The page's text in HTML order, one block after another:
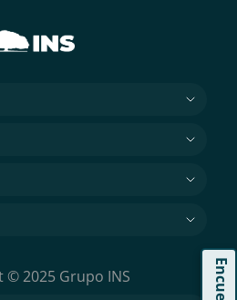
© 2025 Grupo INS